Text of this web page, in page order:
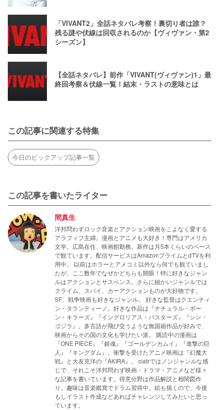
「VIVANT2」全話ネタバレ考察！裏切り者は誰？
残る謎や伏線は回収されるのか【ヴィヴァン・第2
シーズン】
【全話ネタバレ】前作「VIVANT(ヴィヴァン)1」最
終回考察＆伏線一覧！結末・ラストの意味とは
この記事に関連する特集
今日のピックアップ記事一覧
この記事を書いたライター
間真生
洋邦問わずロック音楽とアクション映画をこよなく愛する
アラフィフ主婦。漫画とアニメも大好き！専門はアメリカ
文学。広島在住、映画館勤務。新作は月5本くらいのペース
で観ています。配信サービスはAmazonプライムとdTVを利
用中。 以前はホラーとアメコミ以外なら何でも観ていまし
たが、ここ数年でなぜかどちらも開眼！特に好きなジャン
ルはアクションとサスペンス。さらに細かいジャンルでは
クライム、スパイ、カーアクションものが大好物です。
SF、戦争映画も好きなジャンル。 好きな監督はクエンティ
ン・タランティーノ。好きな作品は『ナチュラル・ボー
ン・キラーズ』『イングロリアス・バスターズ』『シン・
ゴジラ』。多言語が飛び交うような無国籍作品が好みで、
映画からその国の文化も学びたい派。 購読中の漫画は
『ONE PIECE』『銀魂』『ゴールデンカムイ』『進撃の巨
人』『キングダム』、衝撃を受けたアニメ映画は『幻魔大
戦』と大友克洋の『AKIRA』。 ciatrではノンジャンルな感
じで、それこそ洋邦問わず映画・ドラマ・アニメなど様々
な記事を書いています。得意分野は作品解説と相関図作
り。趣味は音楽鑑賞でドラム習得中。絵も描くので、今後
もしイラスト作成などあればチャレンジしてみたいと思っ
ています。